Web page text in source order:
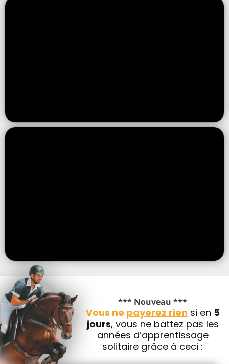
*** Nouveau ***
Vous ne payerez rien si en 5
jours, vous ne battez pas les
années d’apprentissage
solitaire grâce à ceci :